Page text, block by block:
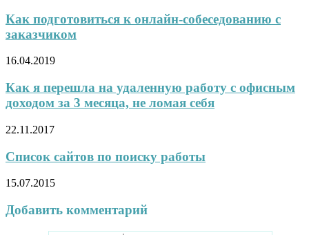
Как подготовиться к онлайн-собеседованию с
заказчиком
16.04.2019
Как я перешла на удаленную работу с офисным
доходом за 3 месяца, не ломая себя
22.11.2017
Список сайтов по поиску работы
15.07.2015
Добавить комментарий